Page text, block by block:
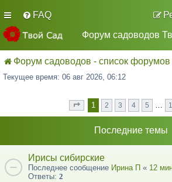
FAQ
Форум садоводов
Форум садоводов - список форумов
Текущее время: 06 авг 2026, 06:12
Страница 1из 10
1 2 3 4 5 …
Последние темы
Ирисы сибирские
Последнее сообщение Ирина П « 12
Ответы: 2